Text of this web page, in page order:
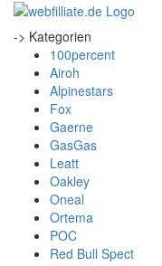
-> Kategorien
100percent
Airoh
Alpinestars
Fox
Gaerne
GasGas
Leatt
Oakley
Oneal
Ortema
POC
Red Bull Spect